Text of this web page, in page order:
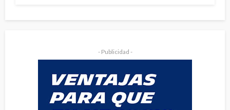
- Publicidad -